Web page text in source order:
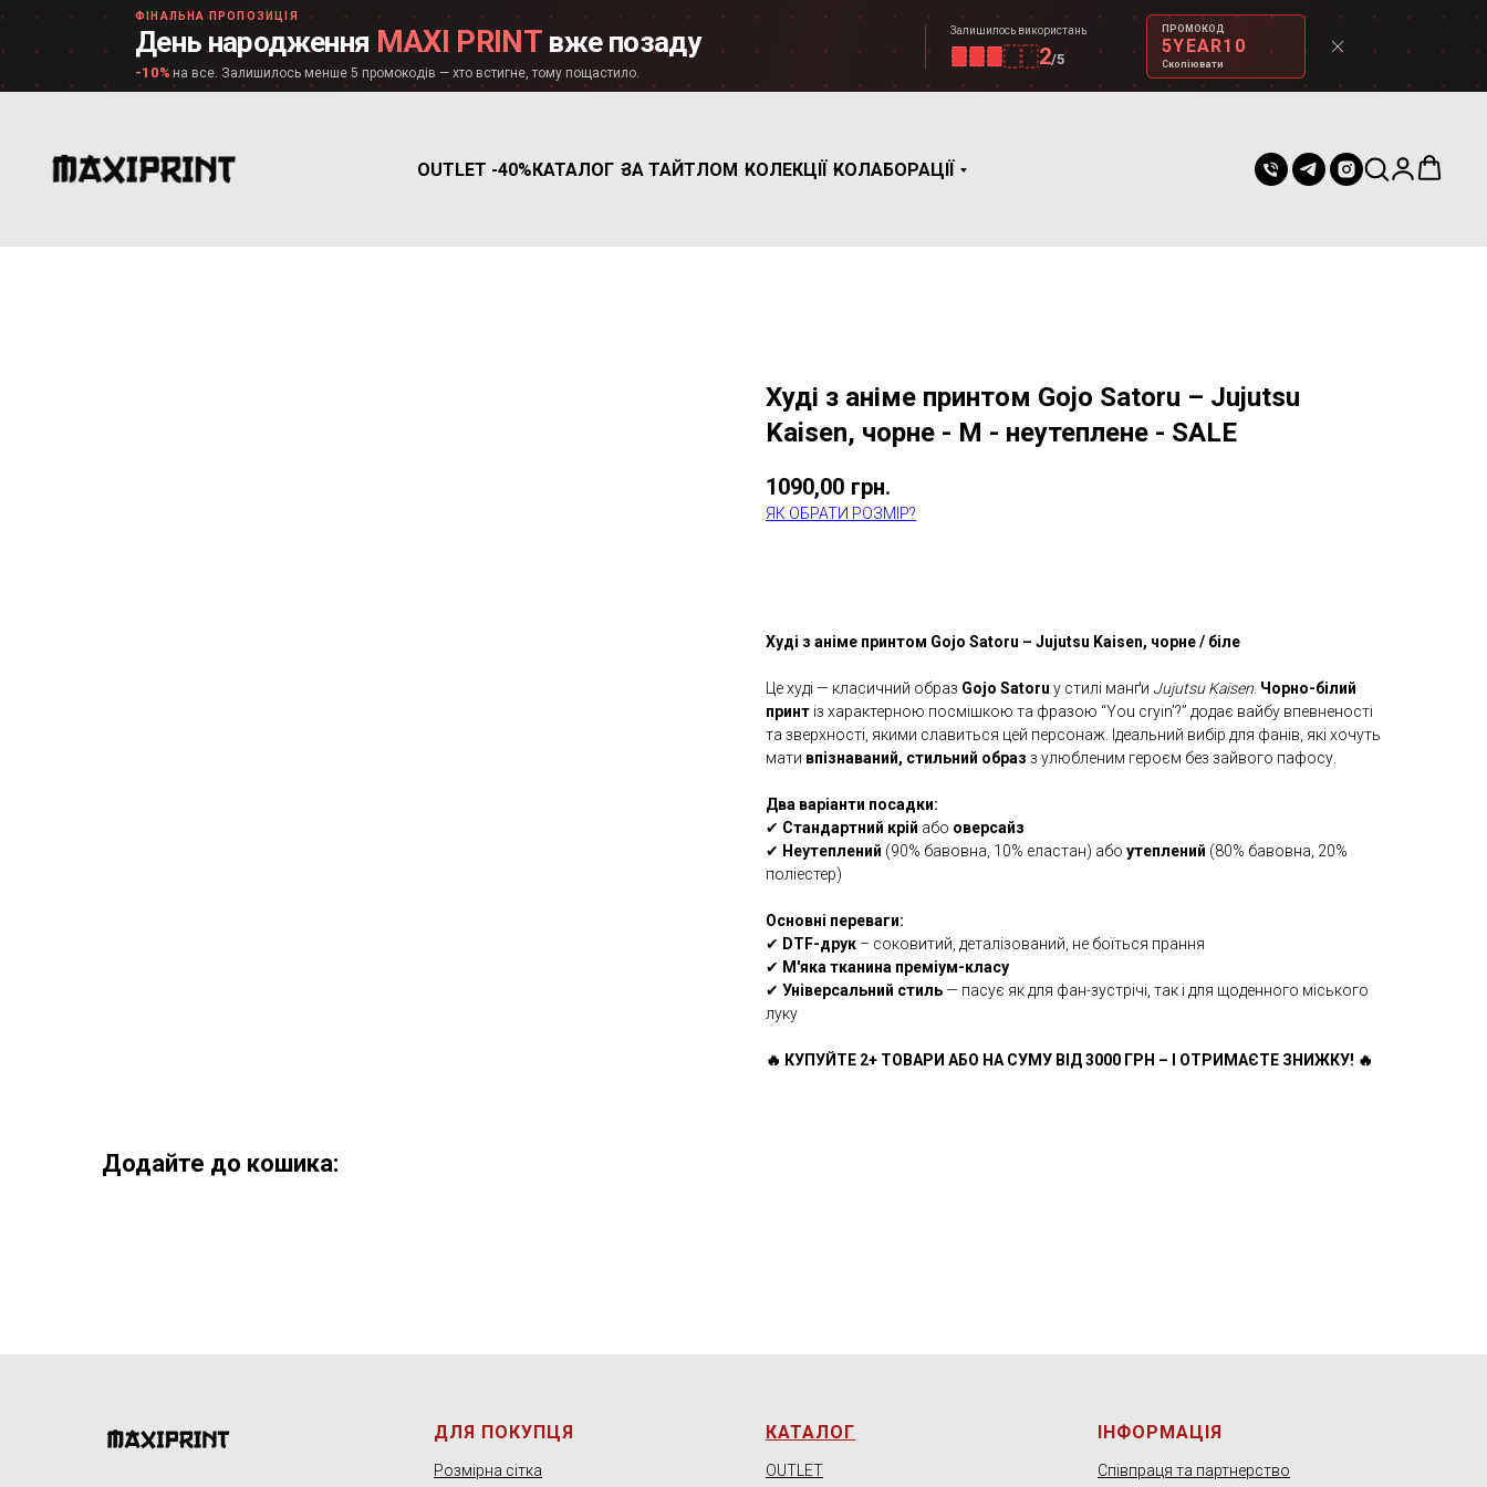
ФІНАЛЬНА ПРОПОЗИЦІЯ
День народження MAXI PRINT вже позаду
-10% на все. Залишилось менше 5 промокодів — хто встигне, тому пощастило.
Залишилось використань
2/5
ПРОМОКОД
5YEAR10
Скопіювати
OUTLET -40%КАТАЛОГ ЗА ТАЙТЛОМ КОЛЕКЦІЇ КОЛАБОРАЦІЇ
Худі з аніме принтом Gojo Satoru – Jujutsu
Kaisen, чорне - M - неутеплене - SALE
1090,00 грн.
ЯК ОБРАТИ РОЗМІР?
Худі з аніме принтом Gojo Satoru – Jujutsu Kaisen, чорне / біле
Це худі — класичний образ Gojo Satoru у стилі манґи Jujutsu Kaisen Чорно-білий
принт із характерною посмішкою та фразою “You cryin’?” додає вайбу впевненості
та зверхності, якими славиться цей персонаж. Ідеальний вибір для фанів, які хочуть
мати впізнаваний, стильний образ з улюбленим героєм без зайвого пафосу.
Два варіанти посадки:
✔ Стандартний крій або оверсайз
✔ Неутеплений (90% бавовна, 10% еластан) або утеплений (80% бавовна, 20%
поліестер)
Основні переваги:
✔ DTF-друк – соковитий, деталізований, не боїться прання
✔ М'яка тканина преміум-класу
✔ Універсальний стиль— пасує як для фан-зустрічі, так і для щоденного міського
луку
🔥 КУПУЙТЕ 2+ ТОВАРИ АБО НА СУМУ ВІД 3000 ГРН – І ОТРИМАЄТЕ ЗНИЖКУ! 🔥
Додайте до кошика:
ДЛЯ ПОКУПЦЯ
Розмірна сітка
КАТАЛОГ
OUTLET
ІНФОРМАЦІЯ
Співпраця та партнерство